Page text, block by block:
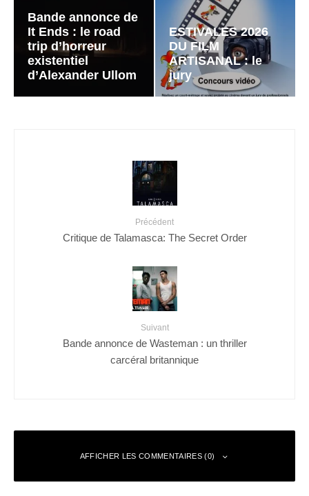
Bande annonce de
It Ends : le road
trip d’horreur
existentiel
d’Alexander Ullom
ESTIVALES 2026
DU FILM
ARTISANAL : le
jury
Précédent
Critique de Talamasca: The Secret Order
Suivant
Bande annonce de Wasteman : un thriller
carcéral britannique
AFFICHER LES COMMENTAIRES (0)